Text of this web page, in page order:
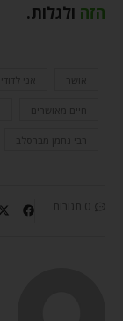
הזה ולגלות.
אושר
חיים מאושרים
רבי נחמן מברסלב
0 תגובות